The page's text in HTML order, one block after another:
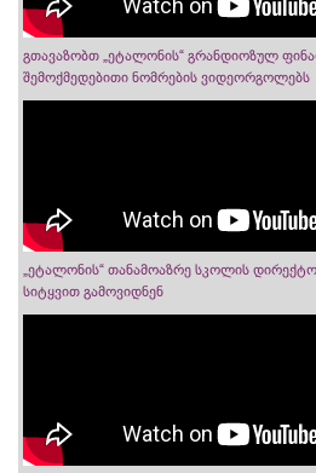
გთავაზობთ „ეტალონის“ გრანდიოზულ
შემოქმედებითი ნომრების ვიდეორგოლებს
„ეტალონის“ თანამოაზრე სკოლის
სიტყვით გამოვიდნენ